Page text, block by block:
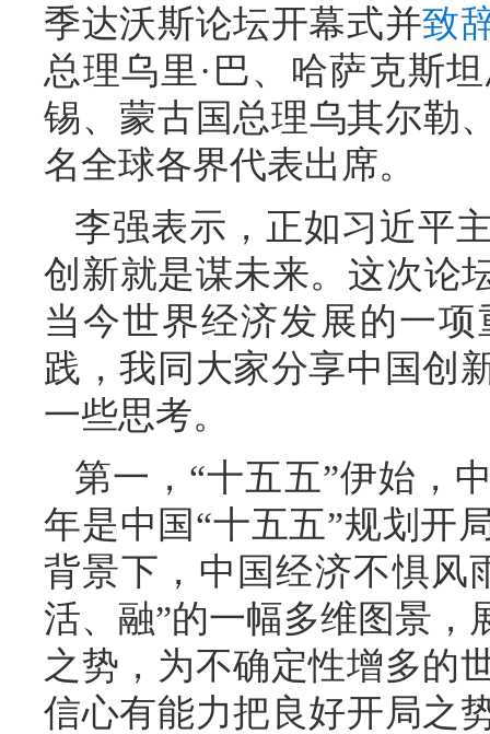
季达沃斯论坛开幕式并致
总理乌里·巴、哈萨克斯
锡、蒙古国总理乌其尔勒
名全球各界代表出席。
李强表示，正如习近平
创新就是谋未来。这次论
当今世界经济发展的一
践，我同大家分享中国创
一些思考。
第一，“十五五”伊始，
年是中国“十五五”规划开
背景下，中国经济不惧风
活、融”的一幅多维图景，
之势，为不确定性增多的
信心有能力把良好开局之